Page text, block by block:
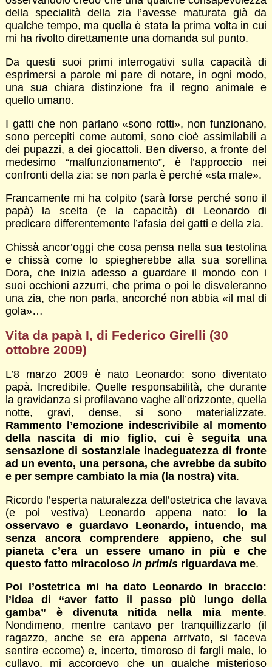
della specialità della zia l’avesse maturata già da
qualche tempo, ma quella è stata la prima volta in cui
mi ha rivolto direttamente una domanda sul punto.
Da questi suoi primi interrogativi sulla capacità di
esprimersi a parole mi pare di notare, in ogni modo,
una sua chiara distinzione fra il regno animale e
quello umano.
I gatti che non parlano «sono rotti», non funzionano,
sono percepiti come automi, sono cioè assimilabili a
dei pupazzi, a dei giocattoli. Ben diverso, a fronte del
medesimo “malfunzionamento”, è l’approccio nei
confronti della zia: se non parla è perché «sta male».
Francamente mi ha colpito (sarà forse perché sono il
papà) la scelta (e la capacità) di Leonardo di
predicare differentemente l’afasia dei gatti e della zia.
Chissà ancor’oggi che cosa pensa nella sua testolina
e chissà come lo spiegherebbe alla sua sorellina
Dora, che inizia adesso a guardare il mondo con i
suoi occhioni azzurri, che prima o poi le disveleranno
una zia, che non parla, ancorché non abbia «il mal di
gola»…
Vita da papà I, di Federico Girelli (30
ottobre 2009)
L’8 marzo 2009 è nato Leonardo: sono diventato
papà. Incredibile. Quelle responsabilità, che durante
la gravidanza si profilavano vaghe all’orizzonte, quella
notte, gravi, dense, si sono materializzate.
Rammento l’emozione indescrivibile al momento
della nascita di mio figlio, cui è seguita una
sensazione di sostanziale inadeguatezza di fronte
ad un evento, una persona, che avrebbe da subito
e per sempre cambiato la mia (la nostra) vita.
Ricordo l’esperta naturalezza dell’ostetrica che lavava
(e poi vestiva) Leonardo appena nato: io la
osservavo e guardavo Leonardo, intuendo, ma
senza ancora comprendere appieno, che sul
pianeta c’era un essere umano in più e che
questo fatto miracoloso in primisriguardava me.
Poi l’ostetrica mi ha dato Leonardo in braccio:
l’idea di “aver fatto il passo più lungo della
gamba” è divenuta nitida nella mia mente.
Nondimeno, mentre cantavo per tranquillizzarlo (il
ragazzo, anche se era appena arrivato, si faceva
sentire eccome) e, incerto, timoroso di fargli male, lo
cullavo, mi accorgevo che un qualche misterioso